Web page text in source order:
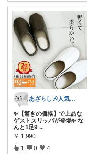
あざらし🎶人気商品はこちら🔍
✨【驚きの価格】で上品な
ゲストスリッパが登場✨ な
んと1足9 ...
￥ 1,990
1 0 4